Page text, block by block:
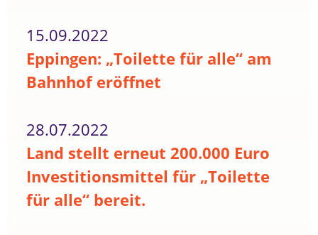
15.09.2022
Eppingen: „Toilette für alle“ am
Bahnhof eröffnet
28.07.2022
Land stellt erneut 200.000 Euro
Investitionsmittel für „Toilette
für alle“ bereit.